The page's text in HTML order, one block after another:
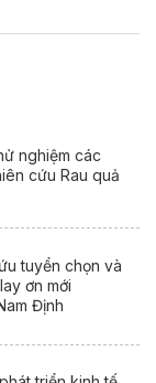
nghiệm các
cứu Rau quả
ơn mới
Định